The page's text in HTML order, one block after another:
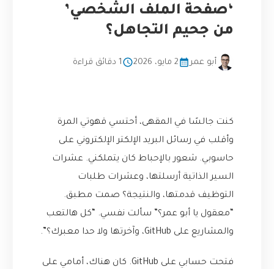
‘صفحة الملف الشخصي’
من جحيم التجاهل؟
أبو عمر 2 مايو، 2026 1 دقائق قراءة
كنت جالسًا في المقهى، أحتسي قهوتي المرة
وأقلب في رسائل البريد الإلكتر الإلكتروني على
حاسوبي. شعور بالإحباط كان يتملكني. عشرات
السير الذاتية أرسلتها، وعشرات طلبات
التوظيف قدمتها، والنتيجة؟ صمت مطبق.
“معقول يا أبو عمر؟” سألت نفسي. “كل هالتعب
والمشاريع على GitHub، وآخرتها ولا حدا معبرك؟”.
فتحت حسابي على GitHub. كان هناك، أمامي على